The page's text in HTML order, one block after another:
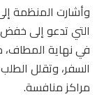
وأشارت المنظمة
التي تدعو إلى خفض
في نهاية المطاف،
السفر، وتقلل
مراكز منافسة.